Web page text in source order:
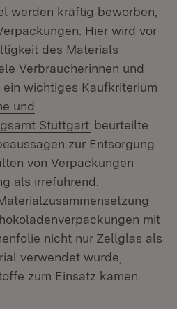
werden kräftig beworben,
Hier wird vor
des Materials
Verbraucherinnen und
wichtiges Kaufkriterium
und
Stuttgart (Öffnet in
beurteilte
zur Entsorgung
von Verpackungen
als irreführend.
mit
nicht nur Zellglas als
verwendet wurde,
zum Einsatz kamen.